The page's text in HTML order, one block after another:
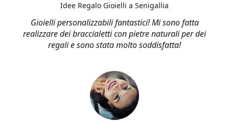
Gioielli personalizzabili fantastici! Mi sono fatta
realizzare dei braccialetti con pietre naturali per dei
regali e sono stata molto soddisfatta!
Idee Regalo Gioielli a Senigallia